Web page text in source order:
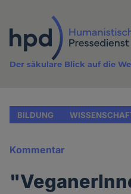
Inhalt
Der säkulare Blick auf die
BILDUNG
Kommentar